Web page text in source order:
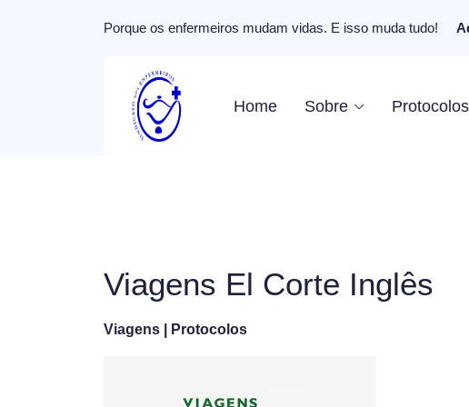
Porque os enfermeiros mudam vidas. E isso muda tudo!
Home Sobre Protocolos
Viagens El Corte Inglês
Viagens | Protocolos